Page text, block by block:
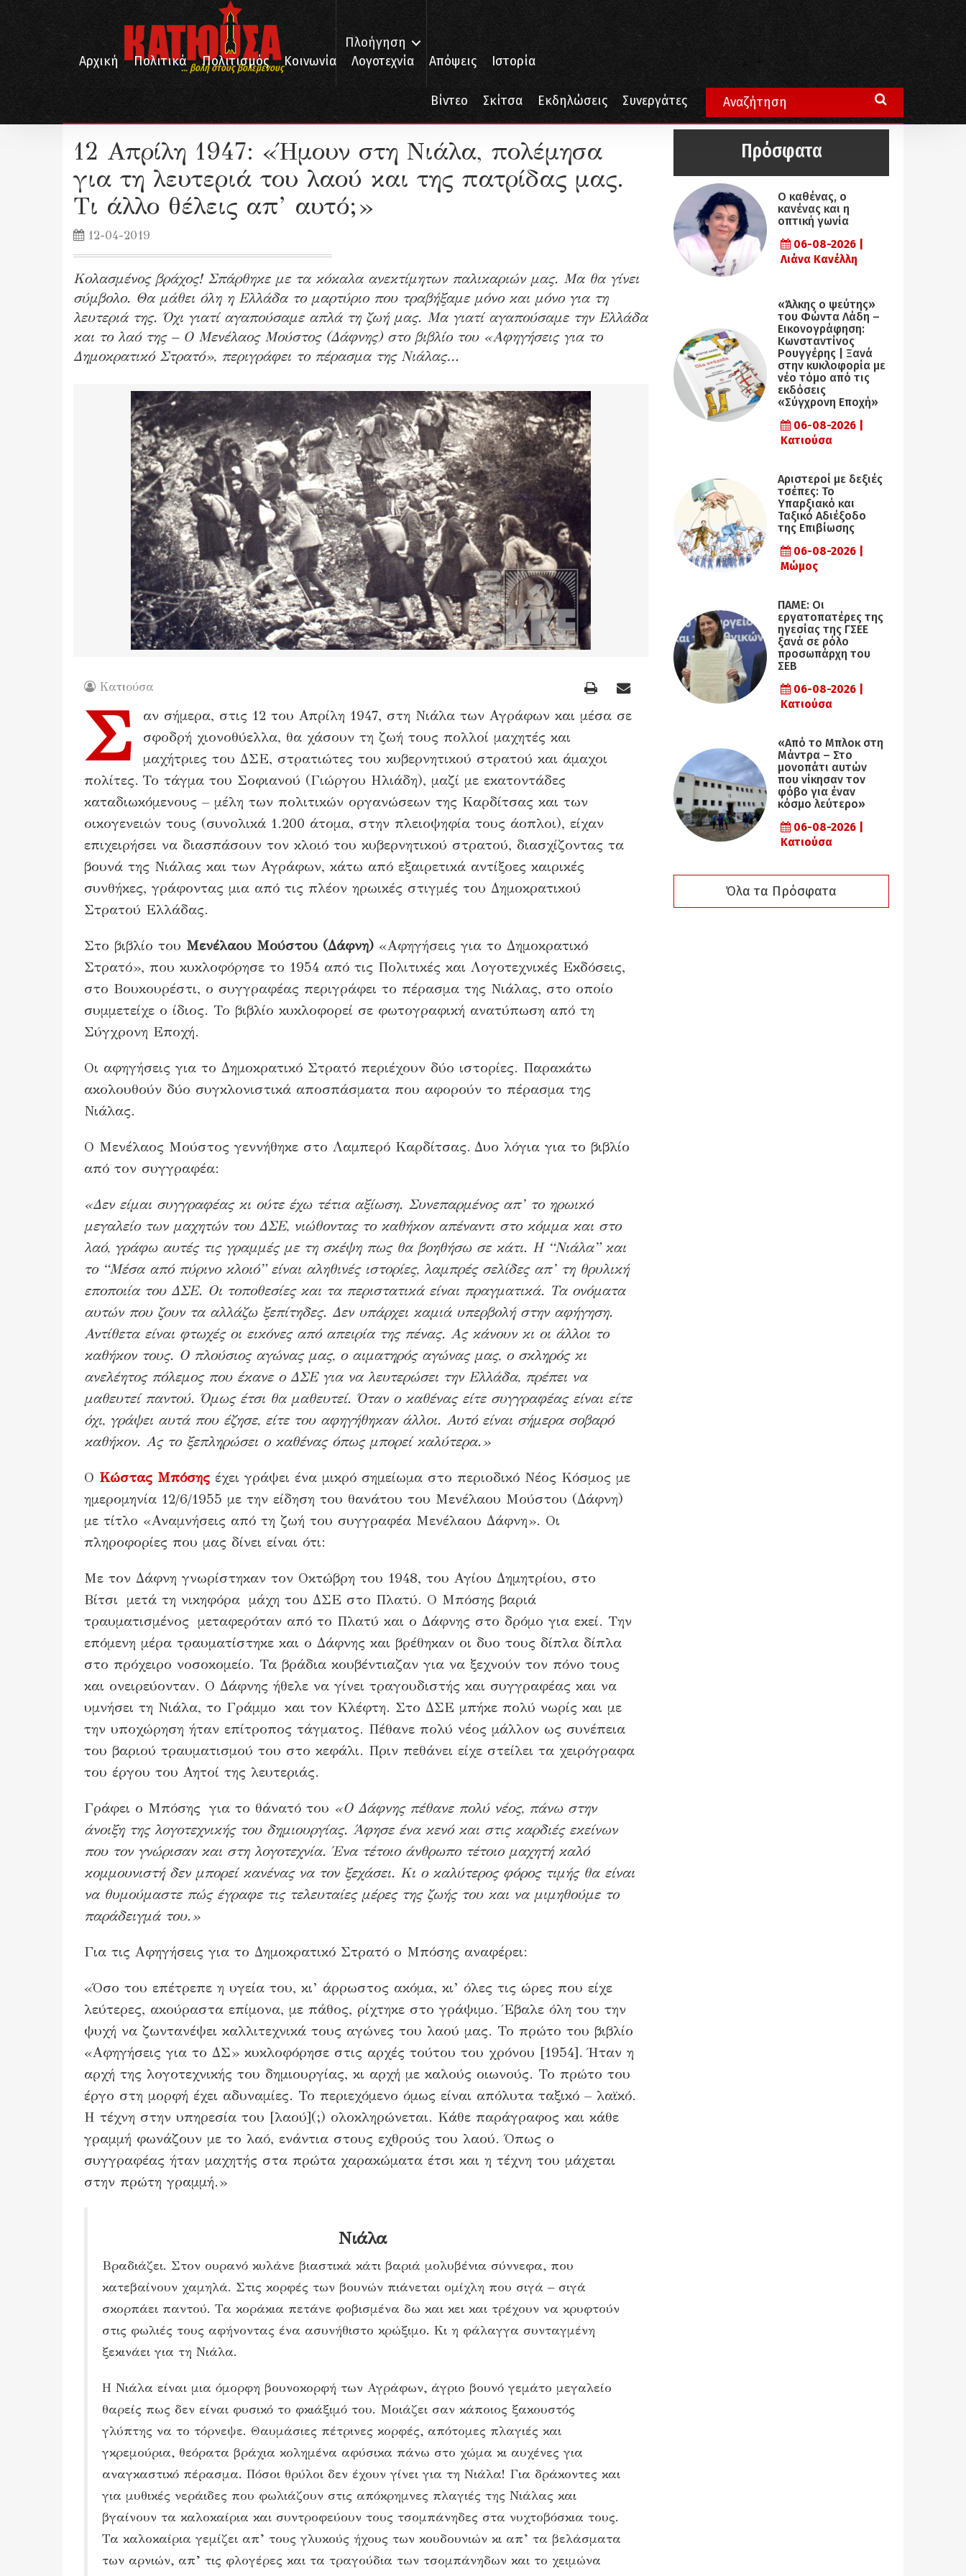
... βολή στους βολεμένους
Πλοήγηση
Αρχική
Πολιτικά Πολιτισμός Κοινωνία Λογοτεχνία Απόψεις Ιστορία
Βίντεο Σκίτσα Εκδηλώσεις Συνεργάτες
Λογοτεχνία
12 Απρίλη 1947: «Ήμουν στη Νιάλα, πολέμησα για τη λευτεριά του λαού και της πατρίδας μας. Τι άλλο θέλεις απ’ αυτό;»
12 Απρίλη 1947: «Ήμουν στη Νιάλα, πολέμησα
για τη λευτεριά του λαού και της πατρίδας μας.
Τι άλλο θέλεις απ’ αυτό;»
12-04-2019
Κολασμένος βράχος! Σπάρθηκε με τα κόκαλα ανεκτίμητων παλικαριών μας. Μα θα γίνει
σύμβολο. Θα μάθει όλη η Ελλάδα το μαρτύριο που τραβήξαμε μόνο και μόνο για τη
λευτεριά της. Όχι γιατί αγαπούσαμε απλά τη ζωή μας. Μα γιατί αγαπούσαμε την Ελλάδα
και το λαό της – O Μενέλαος Μούστος (Δάφνης) στο βιβλίο του «Αφηγήσεις για το
Δημοκρατικό Στρατό», περιγράφει το πέρασμα της Νιάλας…
Κατιούσα
Σ
αν σήμερα, στις 12 του Απρίλη 1947, στη Νιάλα των Αγράφων και μέσα σε
σφοδρή χιονοθύελλα, θα χάσουν τη ζωή τους πολλοί μαχητές και
μαχήτριες του ΔΣΕ, στρατιώτες του κυβερνητικού στρατού και άμαχοι
πολίτες. Το τάγμα του Σοφιανού (Γιώργου Ηλιάδη), μαζί με εκατοντάδες
καταδιωκόμενους – μέλη των πολιτικών οργανώσεων της Καρδίτσας και των
οικογενειών τους (συνολικά 1.200 άτομα, στην πλειοψηφία τους άοπλοι), είχαν
επιχειρήσει να διασπάσουν τον κλοιό του κυβερνητικού στρατού, διασχίζοντας τα
βουνά της Νιάλας και των Αγράφων, κάτω από εξαιρετικά αντίξοες καιρικές
συνθήκες, γράφοντας μια από τις πλέον ηρωικές στιγμές του Δημοκρατικού
Στρατού Ελλάδας.
Στο βιβλίο του Μενέλαου Μούστου (Δάφνη) «Αφηγήσεις για το Δημοκρατικό
Στρατό», που κυκλοφόρησε το 1954 από τις Πολιτικές και Λογοτεχνικές Εκδόσεις,
στο Βουκουρέστι, ο συγγραφέας περιγράφει το πέρασμα της Νιάλας, στο οποίο
συμμετείχε ο ίδιος. Το βιβλίο κυκλοφορεί σε φωτογραφική ανατύπωση από τη
Σύγχρονη Εποχή.
Οι αφηγήσεις για το Δημοκρατικό Στρατό περιέχουν δύο ιστορίες. Παρακάτω
ακολουθούν δύο συγκλονιστικά αποσπάσματα που αφορούν το πέρασμα της
Νιάλας.
Ο Μενέλαος Μούστος γεννήθηκε στο Λαμπερό Καρδίτσας. Δυο λόγια για το βιβλίο
από τον συγγραφέα:
«Δεν είμαι συγγραφέας κι ούτε έχω τέτια αξίωση. Συνεπαρμένος απ’ το ηρωικό
μεγαλείο των μαχητών του ΔΣΕ, νιώθοντας το καθήκον απέναντι στο κόμμα και στο
λαό, γράφω αυτές τις γραμμές με τη σκέψη πως θα βοηθήσω σε κάτι. Η “Νιάλα” και
το “Μέσα από πύρινο κλοιό” είναι αληθινές ιστορίες, λαμπρές σελίδες απ’ τη θρυλική
εποποιία του ΔΣΕ. Οι τοποθεσίες και τα περιστατικά είναι πραγματικά. Τα ονόματα
αυτών που ζουν τα αλλάζω ξεπίτηδες. Δεν υπάρχει καμιά υπερβολή στην αφήγηση.
Αντίθετα είναι φτωχές οι εικόνες από απειρία της πένας. Ας κάνουν κι οι άλλοι το
καθήκον τους. Ο πλούσιος αγώνας μας, ο αιματηρός αγώνας μας, ο σκληρός κι
ανελέητος πόλεμος που έκανε ο ΔΣΕ για να λευτερώσει την Ελλάδα, πρέπει να
μαθευτεί παντού. Όμως έτσι θα μαθευτεί. Όταν ο καθένας είτε συγγραφέας είναι είτε
όχι, γράψει αυτά που έζησε, είτε του αφηγήθηκαν άλλοι. Αυτό είναι σήμερα σοβαρό
καθήκον. Ας το ξεπληρώσει ο καθένας όπως μπορεί καλύτερα.»
Ο Κώστας Μπόσης έχει γράψει ένα μικρό σημείωμα στο περιοδικό Νέος Κόσμος με
ημερομηνία 12/6/1955 με την είδηση του θανάτου του Μενέλαου Μούστου (Δάφνη)
με τίτλο «Αναμνήσεις από τη ζωή του συγγραφέα Μενέλαου Δάφνη». Οι
πληροφορίες που μας δίνει είναι ότι:
Με τον Δάφνη γνωρίστηκαν τον Οκτώβρη του 1948, του Αγίου Δημητρίου, στο
Βίτσι μετά τη νικηφόρα μάχη του ΔΣΕ στο Πλατύ. Ο Μπόσης βαριά
τραυματισμένος μεταφερόταν από το Πλατύ και ο Δάφνης στο δρόμο για εκεί. Την
επόμενη μέρα τραυματίστηκε και ο Δάφνης και βρέθηκαν οι δυο τους δίπλα δίπλα
στο πρόχειρο νοσοκομείο. Τα βράδια κουβέντιαζαν για να ξεχνούν τον πόνο τους
και ονειρεύονταν. Ο Δάφνης ήθελε να γίνει τραγουδιστής και συγγραφέας και να
υμνήσει τη Νιάλα, το Γράμμο και τον Κλέφτη. Στο ΔΣΕ μπήκε πολύ νωρίς και με
την υποχώρηση ήταν επίτροπος τάγματος. Πέθανε πολύ νέος μάλλον ως συνέπεια
του βαριού τραυματισμού του στο κεφάλι. Πριν πεθάνει είχε στείλει τα χειρόγραφα
του έργου του Αητοί της λευτεριάς.
Γράφει ο Μπόσης για το θάνατό του «Ο Δάφνης πέθανε πολύ νέος, πάνω στην
άνοιξη της λογοτεχνικής του δημιουργίας. Άφησε ένα κενό και στις καρδιές εκείνων
που τον γνώρισαν και στη λογοτεχνία. Ένα τέτοιο άνθρωπο τέτοιο μαχητή καλό
κομμουνιστή δεν μπορεί κανένας να τον ξεχάσει. Κι ο καλύτερος φόρος τιμής θα είναι
να θυμούμαστε πώς έγραφε τις τελευταίες μέρες της ζωής του και να μιμηθούμε το
παράδειγμά του.»
Για τις Αφηγήσεις για το Δημοκρατικό Στρατό ο Μπόσης αναφέρει:
«Όσο του επέτρεπε η υγεία του, κι’ άρρωστος ακόμα, κι’ όλες τις ώρες που είχε
λεύτερες, ακούραστα επίμονα, με πάθος, ρίχτηκε στο γράψιμο. Έβαλε όλη του την
ψυχή να ζωντανέψει καλλιτεχνικά τους αγώνες του λαού μας. Το πρώτο του βιβλίο
«Αφηγήσεις για το ΔΣ» κυκλοφόρησε στις αρχές τούτου του χρόνου [1954]. Ήταν η
αρχή της λογοτεχνικής του δημιουργίας, κι αρχή με καλούς οιωνούς. Το πρώτο του
έργο στη μορφή έχει αδυναμίες. Το περιεχόμενο όμως είναι απόλυτα ταξικό – λαϊκό.
Η τέχνη στην υπηρεσία του [λαού](;) ολοκληρώνεται. Κάθε παράγραφος και κάθε
γραμμή φωνάζουν με το λαό, ενάντια στους εχθρούς του λαού. Όπως ο
συγγραφέας ήταν μαχητής στα πρώτα χαρακώματα έτσι και η τέχνη του μάχεται
στην πρώτη γραμμή.»
Νιάλα
Βραδιάζει. Στον ουρανό κυλάνε βιαστικά κάτι βαριά μολυβένια σύννεφα, που
κατεβαίνουν χαμηλά. Στις κορφές των βουνών πιάνεται ομίχλη που σιγά – σιγά
σκορπάει παντού. Τα κοράκια πετάνε φοβισμένα δω και κει και τρέχουν να κρυφτούν
στις φωλιές τους αφήνοντας ένα ασυνήθιστο κρώξιμο. Κι η φάλαγγα συνταγμένη
ξεκινάει για τη Νιάλα.
Η Νιάλα είναι μια όμορφη βουνοκορφή των Αγράφων, άγριο βουνό γεμάτο μεγαλείο
θαρείς πως δεν είναι φυσικό το φκιάξιμό του. Μοιάζει σαν κάποιος ξακουστός
γλύπτης να το τόρνεψε. Θαυμάσιες πέτρινες κορφές, απότομες πλαγιές και
γκρεμούρια, θεόρατα βράχια κολημένα αφύσικα πάνω στο χώμα κι αυχένες για
αναγκαστικό πέρασμα. Πόσοι θρύλοι δεν έχουν γίνει για τη Νιάλα! Για δράκοντες και
για μυθικές νεράιδες που φωλιάζουν στις απόκρημνες πλαγιές της Νιάλας και
βγαίνουν τα καλοκαίρια και συντροφεύουν τους τσομπάνηδες στα νυχτοβόσκια τους.
Τα καλοκαίρια γεμίζει απ’ τους γλυκούς ήχους των κουδουνιών κι απ’ τα βελάσματα
των αρνιών, απ’ τις φλογέρες και τα τραγούδια των τσομπάνηδων και το χειμώνα
Πρόσφατα
Ο καθένας, ο
κανένας και η
οπτική γωνία
06-08-2026 |
Λιάνα Κανέλλη
«Άλκης ο ψεύτης»
του Φώντα Λάδη –
Εικονογράφηση:
Κωνσταντίνος
Ρουγγέρης | Ξανά
στην κυκλοφορία με
νέο τόμο από τις
εκδόσεις
«Σύγχρονη Εποχή»
06-08-2026 |
Κατιούσα
Αριστεροί με δεξιές
τσέπες: Το
Υπαρξιακό και
Ταξικό Αδιέξοδο
της Επιβίωσης
06-08-2026 |
Μώμος
ΠΑΜΕ: Οι
εργατοπατέρες της
ηγεσίας της ΓΣΕΕ
ξανά σε ρόλο
προσωπάρχη του
ΣΕΒ
06-08-2026 |
Κατιούσα
«Από το Μπλοκ στη
Μάντρα – Στο
μονοπάτι αυτών
που νίκησαν τον
φόβο για έναν
κόσμο λεύτερο»
06-08-2026 |
Κατιούσα
Όλα τα Πρόσφατα